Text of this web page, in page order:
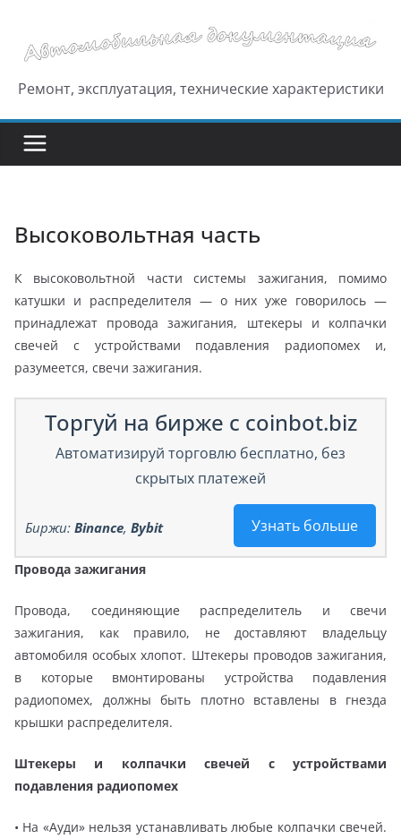
содержимому
Ремонт, эксплуатация, технические характеристики
Высоковольтная часть
К высоковольтной части системы зажигания, помимо
катушки и распределителя — о них уже говорилось —
принадлежат провода зажигания, штекеры и колпачки
свечей с устройствами подавления радиопомех и,
разумеется, свечи зажигания.
Торгуй на бирже с coinbot.biz
Автоматизируй торговлю бесплатно, без
скрытых платежей
Узнать больше
Биржи: Binance, Bybit
Провода зажигания
Провода, соединяющие распределитель и свечи
зажигания, как правило, не доставляют владельцу
автомобиля особых хлопот. Штекеры проводов зажигания,
в которые вмонтированы устройства подавления
радиопомех, должны быть плотно вставлены в гнезда
крышки распределителя.
Штекеры и колпачки свечей с устройствами
подавления радиопомех
• На «Ауди» нельзя устанавливать любые колпачки свечей.